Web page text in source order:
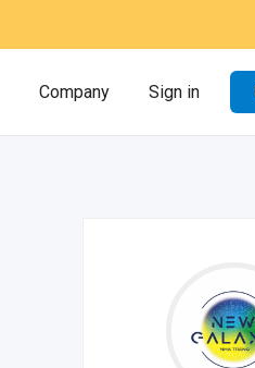
Company Sign in